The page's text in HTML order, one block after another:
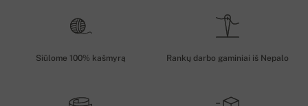
Siūlome 100% kašmyrą Rankų darbo gaminiai iš Nepalo